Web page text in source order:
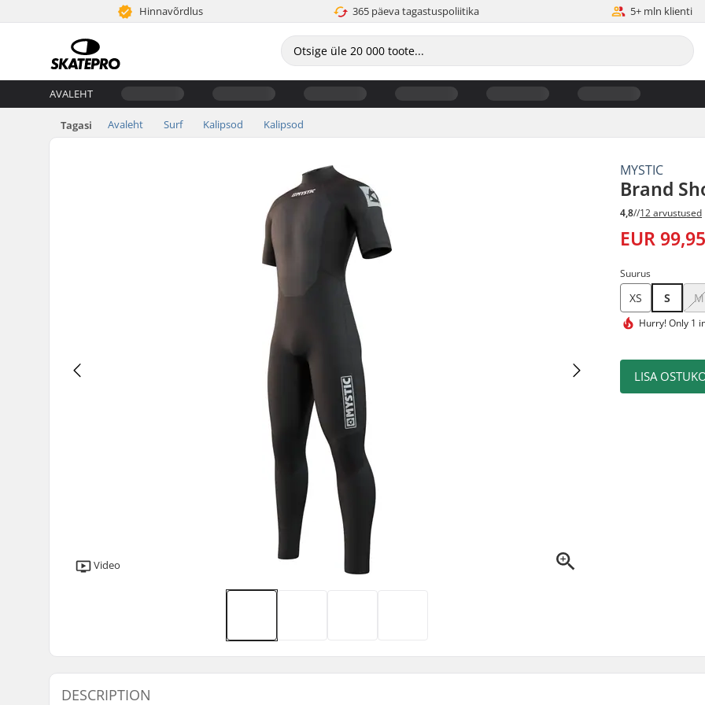
Hinnavõrdlus 365 päeva tagastuspoliitika 5+ mln klienti
AVALEHT
Tagasi Avaleht Surf Kalipsod Kalipsod
MYSTIC
Brand
4,8//12 arvustused
EUR
Video
Suurus
XS S M
Hurry!Only 1
LISA
DESCRIPTION